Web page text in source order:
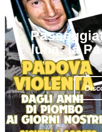
luna: la